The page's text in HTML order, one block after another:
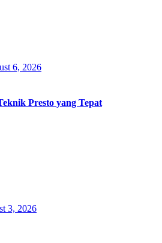
6, 2026
Presto yang Tepat
3, 2026